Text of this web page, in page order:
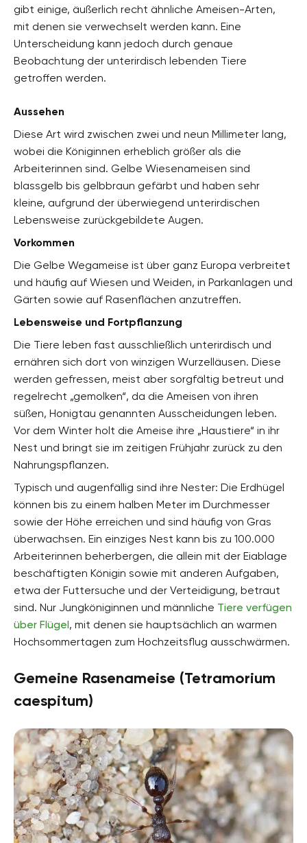
gibt einige, äußerlich recht ähnliche Ameisen-Arten,
mit denen sie verwechselt werden kann. Eine
Unterscheidung kann jedoch durch genaue
Beobachtung der unterirdisch lebenden Tiere
getroffen werden.
Aussehen
Diese Art wird zwischen zwei und neun Millimeter lang,
wobei die Königinnen erheblich größer als die
Arbeiterinnen sind. Gelbe Wiesenameisen sind
blassgelb bis gelbbraun gefärbt und haben sehr
kleine, aufgrund der überwiegend unterirdischen
Lebensweise zurückgebildete Augen.
Vorkommen
Die Gelbe Wegameise ist über ganz Europa verbreitet
und häufig auf Wiesen und Weiden, in Parkanlagen und
Gärten sowie auf Rasenflächen anzutreffen.
Lebensweise und Fortpflanzung
Die Tiere leben fast ausschließlich unterirdisch und
ernähren sich dort von winzigen Wurzelläusen. Diese
werden gefressen, meist aber sorgfältig betreut und
regelrecht „gemolken“, da die Ameisen von ihren
süßen, Honigtau genannten Ausscheidungen leben.
Vor dem Winter holt die Ameise ihre „Haustiere“ in ihr
Nest und bringt sie im zeitigen Frühjahr zurück zu den
Nahrungspflanzen.
Typisch und augenfällig sind ihre Nester: Die Erdhügel
können bis zu einem halben Meter im Durchmesser
sowie der Höhe erreichen und sind häufig von Gras
überwachsen. Ein einziges Nest kann bis zu 100.000
Arbeiterinnen beherbergen, die allein mit der Eiablage
beschäftigten Königin sowie mit anderen Aufgaben,
etwa der Futtersuche und der Verteidigung, betraut
sind. Nur Jungköniginnen und männliche Tiere verfügen
über Flügel, mit denen sie hauptsächlich an warmen
Hochsommertagen zum Hochzeitsflug ausschwärmen.
Gemeine Rasenameise (Tetramorium
caespitum)